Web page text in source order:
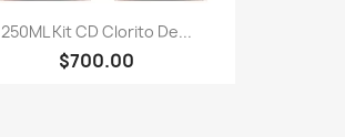
250ML Kit CD Clorito De...
$700.00